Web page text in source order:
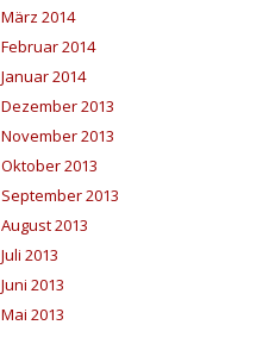
März 2014
Februar 2014
Januar 2014
Dezember 2013
November 2013
Oktober 2013
September 2013
August 2013
Juli 2013
Juni 2013
Mai 2013